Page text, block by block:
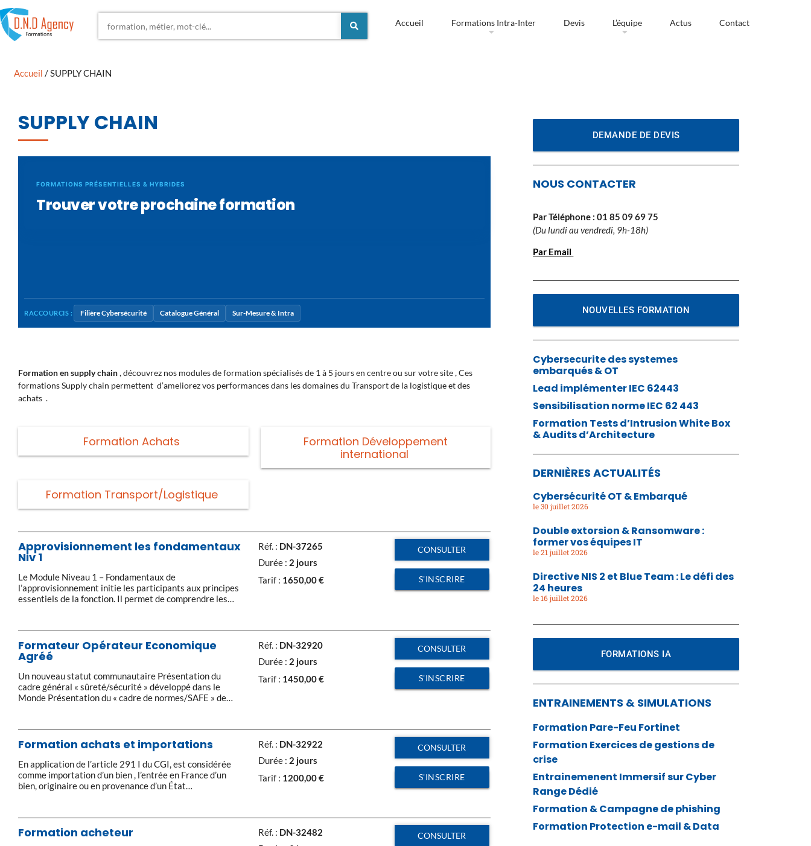
Accueil Formations Intra-Inter Devis L’équipe Actus Contact
Accueil / SUPPLY CHAIN
SUPPLY CHAIN
FORMATIONS PRÉSENTIELLES & HYBRIDES
Trouver votre prochaine formation
RACCOURCIS : Filière Cybersécurité Catalogue Général Sur-Mesure & Intra
Formation en supply chain, découvrez nos modules de formation spécialisés de 1 à 5 jours en centre ou sur votre site , Ces
formations Supply chain permettent d’ameliorez vos performances dans les domaines du Transport de la logistique et des
achats .
Formation Achats
Formation Développement
international
Formation Transport/Logistique
Approvisionnement les fondamentaux
Niv 1
Le Module Niveau 1 – Fondamentaux de
l’approvisionnement initie les participants aux principes
essentiels de la fonction. Il permet de comprendre les
fonction approvisionnement Enjeux et périmètre de la
supply chain. Missions, objectifs et indicateurs clés de la
fonction. […]
Réf. : DN-37265
Durée : 2 jours
Tarif : 1650,00€
CONSULTER
S'INSCRIRE
Formateur Opérateur Economique
Agréé
Un nouveau statut communautaire Présentation du
cadre général « sûreté/sécurité » développé dans le
Monde Présentation du « cadre de normes/SAFE » de
internationale Le règlement communautaire sur le
renforcement de la « sûreté/sécurité » Le « Custom
Réf. : DN-32920
Durée : 2 jours
Tarif : 1450,00€
CONSULTER
S'INSCRIRE
Formation achats et importations
En application de l’article 291 I du CGI, est considérée
comme importation d’un bien , l’entrée en France d’un
bien, originaire ou en provenance d’un État
autre État membre de l’Union européenne. La mise à la
consommation en France […]
Réf. : DN-32922
Durée : 2 jours
Tarif : 1200,00€
CONSULTER
S'INSCRIRE
Formation acheteur Réf. : DN-32482
CONSULTER
DEMANDE DE DEVIS
NOUS CONTACTER
Par Téléphone : 01 85 09 69 75
(Du lundi au vendredi, 9h-18h)
Par Email
NOUVELLES FORMATION
Cybersecurite des systemes
embarqués & OT
Lead implémenter IEC 62443
Sensibilisation norme IEC 62 443
Formation Tests d’Intrusion White Box
& Audits d’Architecture
DERNIÈRES ACTUALITÉS
Cybersécurité OT & Embarqué
30 juillet 2026
Double extorsion & Ransomware :
former vos équipes IT
21 juillet 2026
Directive NIS 2 et Blue Team : Le défi des
24 heures
16 juillet 2026
FORMATIONS IA
ENTRAINEMENTS & SIMULATIONS
Formation Pare-Feu Fortinet
Formation Exercices de gestions de
crise
Entrainemenent Immersif sur Cyber
Range Dédié
Formation & Campagne de phishing
Formation Protection e-mail & Data